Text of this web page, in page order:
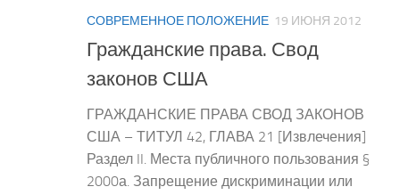
СОВРЕМЕННОЕ ПОЛОЖЕНИЕ 19 ИЮНЯ 2012
Гражданские права. Свод
законов США
ГРАЖДАНСКИЕ ПРАВА СВОД ЗАКОНОВ
США – ТИТУЛ 42, ГЛАВА 21 [Извлечения]
Раздел II. Места публичного пользования §
2000а. Запрещение дискриминации или